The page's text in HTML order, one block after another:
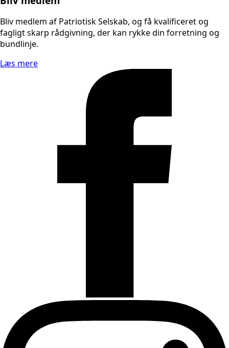
Bliv medlem af Patriotisk Selskab, og få kvalificeret og
fagligt skarp rådgivning, der kan rykke din forretning og
bundlinje.
Læs mere